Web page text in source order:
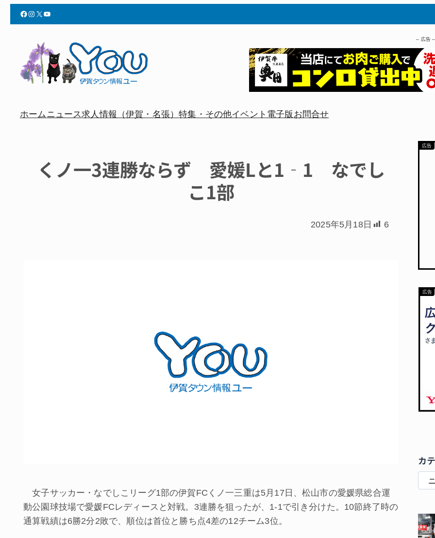
Facebook Instagram X YouTube
– 広告 –
ホームニュース求人情報（伊賀・名張）特集・その他イベント 電子版 お問合せ
くノ一3連勝ならず 愛媛Lと1‐1 なでし
こ1部
2025年5月18日 6
女子サッカー・なでしこリーグ1部の伊賀FCくノ一三重は5月17日、松山市の愛媛県総合運
動公園球技場で愛媛FCレディースと対戦。3連勝を狙ったが、1‐1で引き分けた。10節終了時の
通算戦績は6勝2分2敗で、順位は首位と勝ち点4差の12チーム3位。
カ